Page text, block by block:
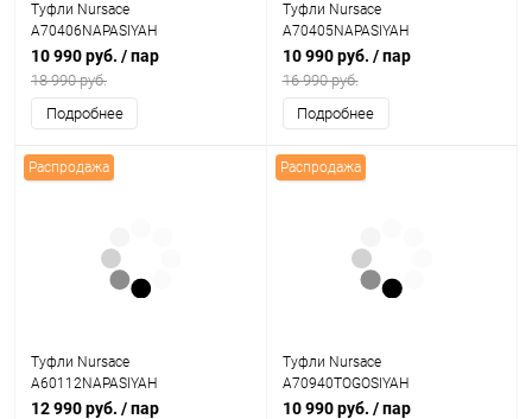
Туфли Nursace
A70406NAPASIYAH
10 990 руб. / пар
18 990 руб.
Подробнее
Туфли Nursace
A70405NAPASIYAH
10 990 руб. / пар
16 990 руб.
Подробнее
Распродажа
Туфли Nursace
A60112NAPASIYAH
12 990 руб. / пар
Распродажа
Туфли Nursace
A70940TOGOSIYAH
10 990 руб. / пар